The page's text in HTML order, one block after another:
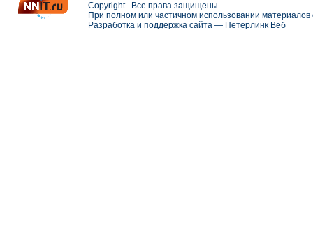
Copyright . Все права защищены
При полном или частичном использовании
Разработка и поддержка сайта — Петерлинк Веб